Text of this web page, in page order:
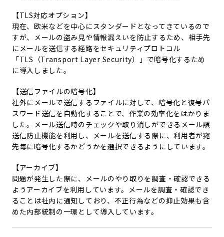
【TLS対応オプション】
現在、欧米などを中心にスタンダードとなってきているので
すが、メールの盗み見や情報漏えいを防止するため、相手先
にメールを送信する経路をセキュリティプロトコル
「TLS（Transport Layer Security）」で暗号化するため
に導入しました。
【送信ファイルの暗号化】
社外にメールで送信するファイルに対して、暗号化と復号パ
スワード送信を自動化することで、作業の効率化をはかりま
した。メール送信時のチェックや取り消しができるメール誤
送信防止機能を利用し、メールを送信する際に、利用者が宛
先毎に暗号化するかどうかを選択できるようにしています。
【アーカイブ】
問題が発生した際に、メールのやり取りを調査・確認できる
ようアーカイブを利用しています。メールを調査・確認でき
ることは社内に通知しており、不正行為などの抑止効果も含
めた内部統制の一環として導入しています。